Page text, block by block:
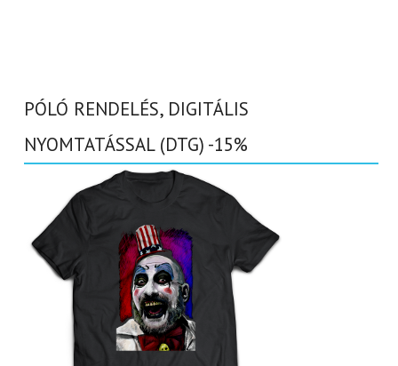
PÓLÓ RENDELÉS, DIGITÁLIS
NYOMTATÁSSAL (DTG) -15%